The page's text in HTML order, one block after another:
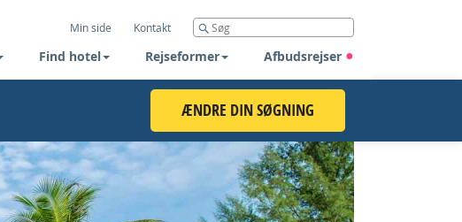
Min side Kontakt
Find hotel Rejseformer Afbudsrejser
ÆNDRE DIN SØGNING